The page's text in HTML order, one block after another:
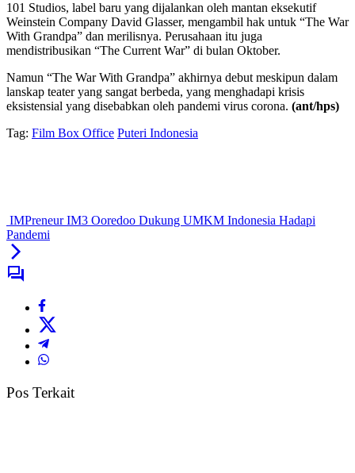
101 Studios, label baru yang dijalankan oleh mantan eksekutif
Weinstein Company David Glasser, mengambil hak untuk “The War
With Grandpa” dan merilisnya. Perusahaan itu juga
mendistribusikan “The Current War” di bulan Oktober.
Namun “The War With Grandpa” akhirnya debut meskipun dalam
lanskap teater yang sangat berbeda, yang menghadapi krisis
eksistensial yang disebabkan oleh pandemi virus corona. (ant/hps)
Tag: Film Box Office Puteri Indonesia
IMPreneur IM3 Ooredoo Dukung UMKM Indonesia Hadapi
Pandemi
Pos Terkait